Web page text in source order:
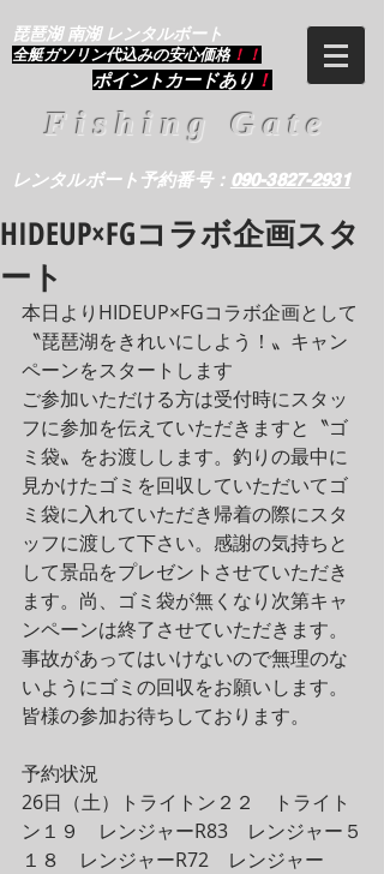
琵琶湖 南湖 レンタルボート
​全艇ガソリン代込みの安心価格 ！！
ポイントカードあり ！
Fishing Gate
レンタルボート予約番号： 090-3827-2931
HIDEUP×FGコラボ企画スタ
ート
本日よりHIDEUP×FGコラボ企画として
〝琵琶湖をきれいにしよう！〟キャン
ペーンをスタートします
ご参加いただける方は受付時にスタッ
フに参加を伝えていただきますと〝ゴ
ミ袋〟をお渡しします。釣りの最中に
見かけたゴミを回収していただいてゴ
ミ袋に入れていただき帰着の際にスタ
ッフに渡して下さい。感謝の気持ちと
して景品をプレゼントさせていただき
ます。尚、ゴミ袋が無くなり次第キャ
ンペーンは終了させていただきます。
事故があってはいけないので無理のな
いようにゴミの回収をお願いします。
皆様の参加お待ちしております。
予約状況
26日（土）トライトン２２　トライト
ン１９　レンジャーR83　レンジャー５
１８　レンジャーR72　レンジャー